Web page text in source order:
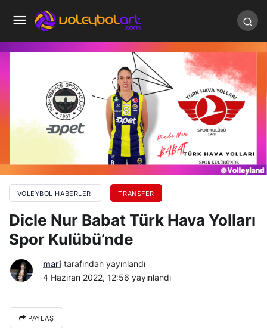
VOLEYBOL HABERLERI TRANSFER
Dicle Nur Babat Türk Hava Yolları
Spor Kulübü’nde
mari tarafından yayınlandı
4 Haziran 2022, 12:56 yayınlandı
PAYLAŞ